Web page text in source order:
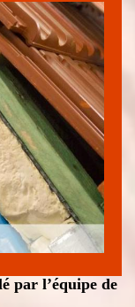
par l’équipe de